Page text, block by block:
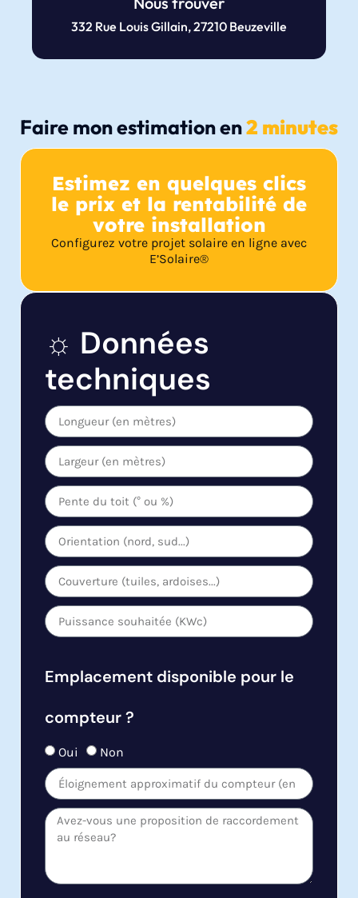
332 Rue Louis Gillain, 27210 Beuzeville
Faire mon estimation en2 minutes
☼ Données
techniques
Emplacement disponible pour le
compteur ?
Oui Non
Estimez en quelques clics
le prix et la rentabilité de
votre installation
Configurez votre projet solaire en ligne avec
E’Solaire®